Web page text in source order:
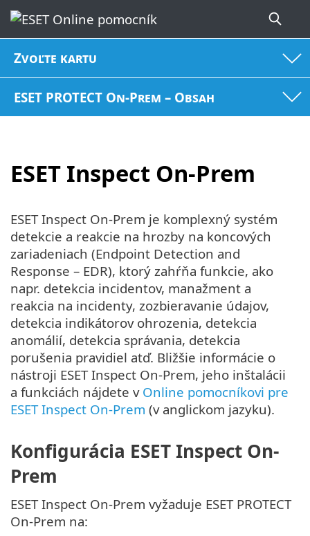
Zvoľte kartu
ESET PROTECT On-Prem – Obsah
ESET Inspect On-Prem
ESET Inspect On-Prem je komplexný systém
detekcie a reakcie na hrozby na koncových
zariadeniach (Endpoint Detection and
Response – EDR), ktorý zahŕňa funkcie, ako
napr. detekcia incidentov, manažment a
reakcia na incidenty, zozbieravanie údajov,
detekcia indikátorov ohrozenia, detekcia
anomálií, detekcia správania, detekcia
porušenia pravidiel atď. Bližšie informácie o
nástroji ESET Inspect On-Prem, jeho inštalácii
a funkciách nájdete v Online pomocníkovi pre
ESET Inspect On-Prem (v anglickom jazyku).
Konfigurácia ESET Inspect On-
Prem
ESET Inspect On-Prem vyžaduje ESET PROTECT
On-Prem na: